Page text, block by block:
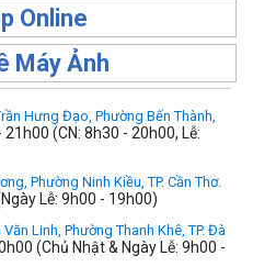
Online
Máy Ảnh
Hưng Đạo, Phường Bến Thành,
21h00 (CN: 8h30 - 20h00, Lễ:
Phường Ninh Kiều, TP. Cần Thơ.
Lễ: 9h00 - 19h00)
Linh, Phường Thanh Khê, TP. Đà
(Chủ Nhật & Ngày Lễ: 9h00 -